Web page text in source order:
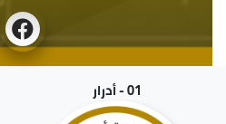
01 - أدرار